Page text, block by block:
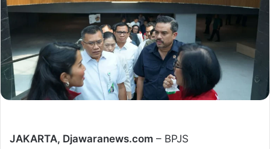
JAKARTA, Djawaranews.com – BPJS